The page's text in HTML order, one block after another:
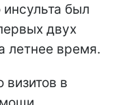
был
двух
летнее время.
визитов в